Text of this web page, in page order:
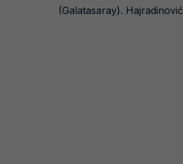
(Galatasaray).